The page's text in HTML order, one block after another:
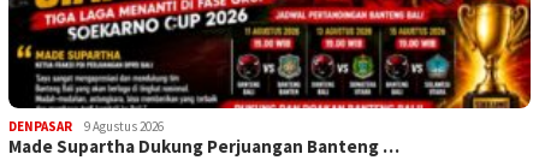
DENPASAR 9 Agustus 2026
Made Supartha Dukung Perjuangan Banteng …